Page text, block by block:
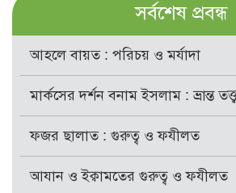
সর্বশেষ প্রবন্ধ
আহলে বায়ত : পরিচয় ও মর্যাদা
মার্কসের দর্শন বনাম ইসলাম : ভ্রান্ত
ফজর ছালাত : গুরুত্ব ও ফযীলত
আযান ও ইক্বামতের গুরুত্ব ও ফযীলত